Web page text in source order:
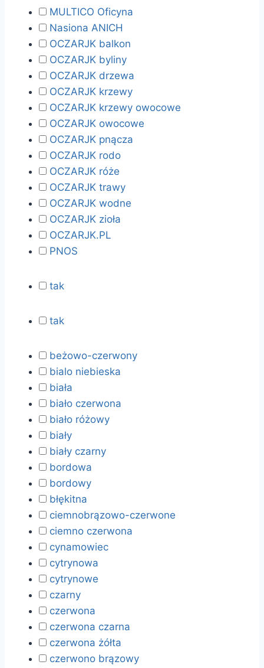
MULTICO Oficyna
Nasiona ANICH
OCZARJK balkon
OCZARJK byliny
OCZARJK drzewa
OCZARJK krzewy
OCZARJK krzewy owocowe
OCZARJK owocowe
OCZARJK pnącza
OCZARJK rodo
OCZARJK róże
OCZARJK trawy
OCZARJK wodne
OCZARJK zioła
OCZARJK.PL
PNOS
tak
tak
beżowo-czerwony
bialo niebieska
biała
biało czerwona
biało różowy
biały
biały czarny
bordowa
bordowy
błękitna
ciemnobrązowo-czerwone
ciemno czerwona
cynamowiec
cytrynowa
cytrynowe
czarny
czerwona
czerwona czarna
czerwona żółta
czerwono brązowy